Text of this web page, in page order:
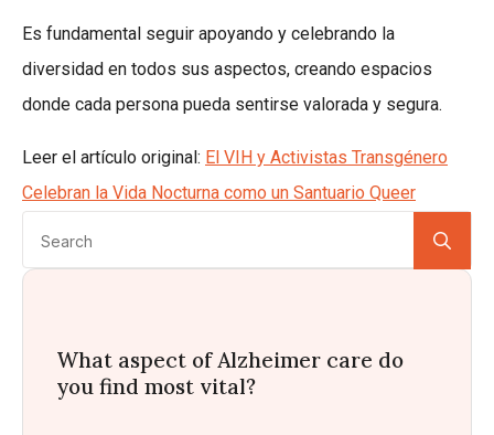
Es fundamental seguir apoyando y celebrando la
diversidad en todos sus aspectos, creando espacios
donde cada persona pueda sentirse valorada y segura.
Leer el artículo original: El VIH y Activistas Transgénero
Celebran la Vida Nocturna como un Santuario Queer
What aspect of Alzheimer care do
you find most vital?